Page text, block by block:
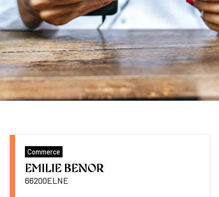
Commerce
EMILIE BENOR
66200ELNE